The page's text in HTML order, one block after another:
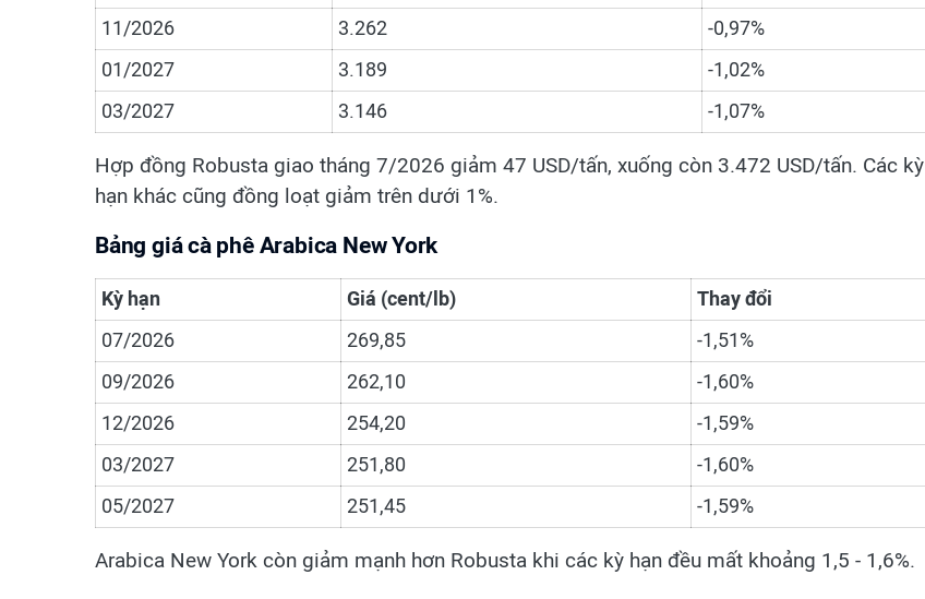
11/2026
3.262
-0,97%
01/2027
3.189
-1,02%
03/2027
3.146 -1,07%
Hợp đồng Robusta giao tháng 7/2026 giảm 47 USD/tấn, xuống còn 3.472 USD/tấn. Các kỳ
hạn khác cũng đồng loạt giảm trên dưới 1%.
Bảng giá cà phê Arabica New York
Kỳ hạn Giá (cent/lb)
Thay đổi
07/2026
269,85
-1,51%
09/2026
262,10
-1,60%
12/2026
254,20
-1,59%
03/2027
251,80
-1,60%
05/2027
251,45 -1,59%
Arabica New York còn giảm mạnh hơn Robusta khi các kỳ hạn đều mất khoảng 1,5 - 1,6%.